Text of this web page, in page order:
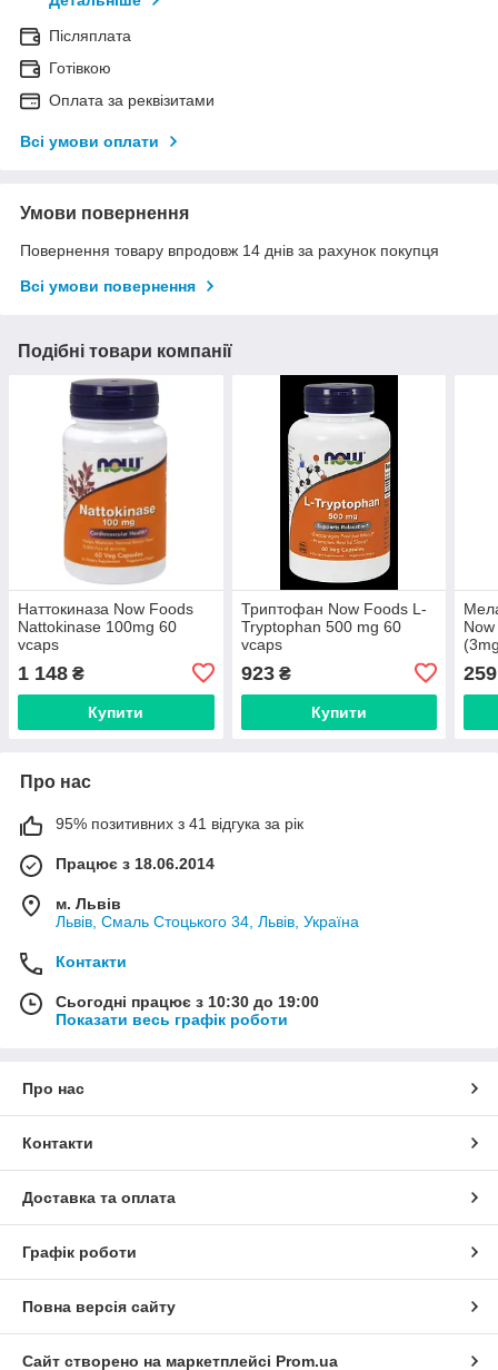
Післяплата
Готівкою
Оплата за реквізитами
Всі умови оплати
Умови повернення
Повернення товару впродовж 14 днів за рахунок покупця
Всі умови повернення
Подібні товари компанії
Наттокиназа Now Foods
Nattokinase 100mg 60
vcaps
1 148 ₴
Купити
Триптофан Now Foods L-
Tryptophan 500 mg 60
vcaps
923₴
Купити
259
Про нас
95% позитивних з 41 відгука за рік
Працює з 18.06.2014
м. Львів
Львів, Смаль Стоцького 34, Львів, Україна
Контакти
Сьогодні працює з 10:30 до 19:00
Показати весь графік роботи
Про нас
Контакти
Доставка та оплата
Графік роботи
Повна версія сайту
Сайт створено на маркетплейсі Prom.ua